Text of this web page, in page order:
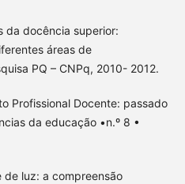
da docência superior:
áreas de
PQ – CNPq, 2010- 2012.
Profissional Docente: passado
da educação •n.º 8 •
de luz: a compreensão